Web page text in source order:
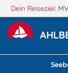
Dein Reiseziel: MV